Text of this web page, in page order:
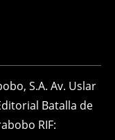
S.A. Av. Uslar
Batalla de
RIF: